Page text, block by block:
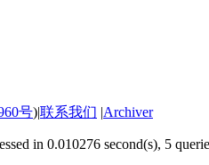
号)|联系我们 |Archiver
in 0.010276 second(s), 5